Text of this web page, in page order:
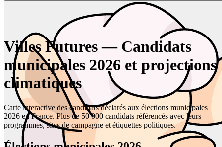
Villes Futures — Candidats
municipales 2026 et projections
climatiques
Carte interactive des candidats déclarés aux élections municipales
2026 en France. Plus de 50 000 candidats référencés avec leurs
programmes, sites de campagne et étiquettes politiques.